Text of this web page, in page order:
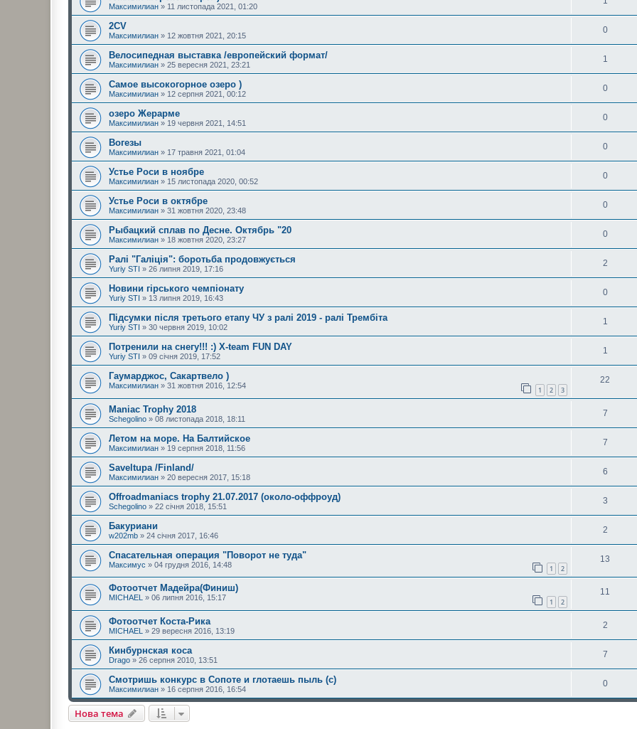
Максимилиан » 11 листопада 2021, 01:20
2CV
Максимилиан » 12 жовтня 2021, 20:15
0
Велосипедная выставка /европейский формат/
Максимилиан » 25 вересня 2021, 23:21
1
Самое высокогорное озеро )
Максимилиан » 12 серпня 2021, 00:12
0
озеро Жерарме
Максимилиан » 19 червня 2021, 14:51
0
Вогезы
Максимилиан » 17 травня 2021, 01:04
0
Устье Роси в ноябре
Максимилиан » 15 листопада 2020, 00:52
0
Устье Роси в октябре
Максимилиан » 31 жовтня 2020, 23:48
0
Рыбацкий сплав по Десне. Октябрь "20
Максимилиан » 18 жовтня 2020, 23:27
0
Ралі "Галіція": боротьба продовжується
Yuriy STI » 26 липня 2019, 17:16
2
Новини гірського чемпіонату
Yuriy STI » 13 липня 2019, 16:43
0
Підсумки після третього етапу ЧУ з ралі 2019 - ралі Трембіта
Yuriy STI » 30 червня 2019, 10:02
1
Потренили на снегу!!! :) X-team FUN DAY
Yuriy STI » 09 січня 2019, 17:52
1
Гаумарджос, Сакартвело )
Максимилиан » 31 жовтня 2016, 12:54 1 2 3
22
Maniac Trophy 2018
Schegolino » 08 листопада 2018, 18:11
7
Летом на море. На Балтийское
Максимилиан » 19 серпня 2018, 11:56
7
Saveltupa /Finland/
Максимилиан » 20 вересня 2017, 15:18
6
Offroadmaniacs trophy 21.07.2017 (около-оффроуд)
Schegolino » 22 січня 2018, 15:51
3
Бакуриани
w202mb » 24 січня 2017, 16:46
2
Спасательная операция "Поворот не туда"
Максимус » 04 грудня 2016, 14:48 1 2
13
Фотоотчет Мадейра(Финиш)
MICHAEL » 06 липня 2016, 15:17 1 2
11
Фотоотчет Коста-Рика
MICHAEL » 29 вересня 2016, 13:19
2
Кинбурнская коса
Drago » 26 серпня 2010, 13:51
7
Смотришь конкурс в Сопоте и глотаешь пыль (с)
Максимилиан » 16 серпня 2016, 16:54
0
Нова тема